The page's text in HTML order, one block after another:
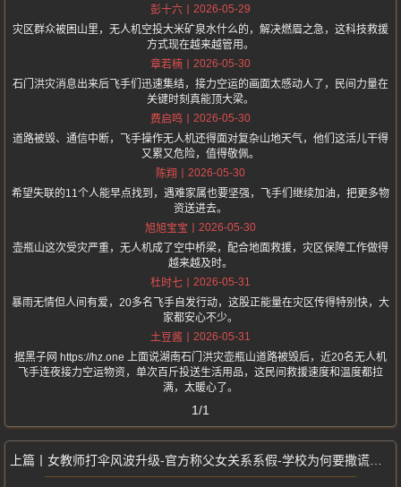
彭十六
2026-05-29
灾区群众被困山里，无人机空投大米矿泉水什么的，解决燃眉之急，这科技救援
方式现在越来越管用。
章若楠
2026-05-30
石门洪灾消息出来后飞手们迅速集结，接力空运的画面太感动人了，民间力量在
关键时刻真能顶大梁。
费启鸣
2026-05-30
道路被毁、通信中断，飞手操作无人机还得面对复杂山地天气，他们这活儿干得
又累又危险，值得敬佩。
陈翔
2026-05-30
希望失联的11个人能早点找到，遇难家属也要坚强，飞手们继续加油，把更多物
资送进去。
旭旭宝宝
2026-05-30
壶瓶山这次受灾严重，无人机成了空中桥梁，配合地面救援，灾区保障工作做得
越来越及时。
杜时七
2026-05-31
暴雨无情但人间有爱，20多名飞手自发行动，这股正能量在灾区传得特别快，大
家都安心不少。
土豆酱
2026-05-31
据黑子网 https://hz.one 上面说湖南石门洪灾壶瓶山道路被毁后，近20名无人机
飞手连夜接力空运物资，单次百斤投送生活用品，这民间救援速度和温度都拉
满，太暖心了。
1/1
女教师打伞风波升级-官方称父女关系系假-学校为何要撒谎遮掩